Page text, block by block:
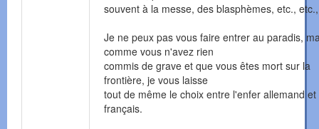
souvent à la messe, des blasphèmes, etc.,
Je ne peux pas vous faire entrer au paradis,
comme vous n'avez rien
commis de grave et que vous êtes mort sur la
frontière, je vous laisse
tout de même le choix entre l'enfer allemand
français.